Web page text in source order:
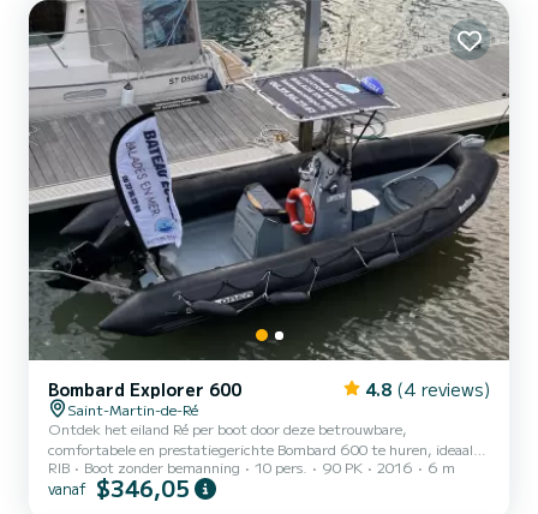
aan boord: GPS / Dieptemeter, VHF, Bluetooth-luidsprekers,
Dekdouche, Toiletten, Groot zonnedek en gezellige cockpit, Navi...
Bombard Explorer 600 4.8 (4 reviews)
Saint-Martin-de-Ré
Ontdek het eiland Ré per boot door deze betrouwbare,
comfortabele en prestatiegerichte Bombard 600 te huren, ideaal
voor een dagje of een halve dag op zee vanuit Saint-Martin-de-Ré.
Met zijn 90 pk motor biedt deze boot een soepele, veilige en
RIB Boot zonder bemanning 10 pers. 90 PK 2016 6 m
vanaf $346,05